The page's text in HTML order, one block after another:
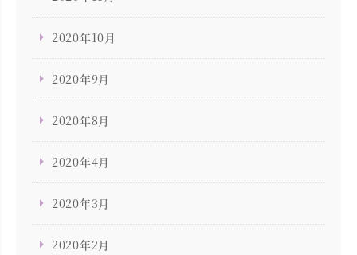
2020年10月
2020年9月
2020年8月
2020年4月
2020年3月
2020年2月